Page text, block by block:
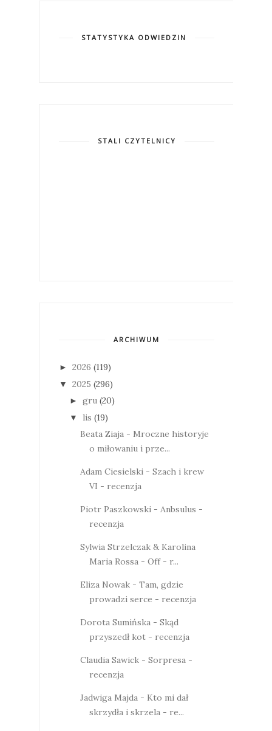
STATYSTYKA ODWIEDZIN
STALI CZYTELNICY
ARCHIWUM
► 2026 (119)
▼ 2025 (296)
► gru (20)
▼ lis (19)
Beata Ziaja - Mroczne historyje
o miłowaniu i prze...
Adam Ciesielski - Szach i krew
VI - recenzja
Piotr Paszkowski - Anbsulus -
recenzja
Sylwia Strzelczak & Karolina
Maria Rossa - Off - r...
Eliza Nowak - Tam, gdzie
prowadzi serce - recenzja
Dorota Sumińska - Skąd
przyszedł kot - recenzja
Claudia Sawick - Sorpresa -
recenzja
Jadwiga Majda - Kto mi dał
skrzydła i skrzela - re...